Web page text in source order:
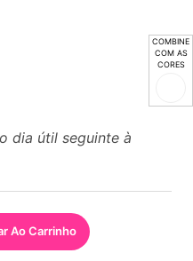
COMBINE
COM AS
CORES
dia útil seguinte à
Ao Carrinho